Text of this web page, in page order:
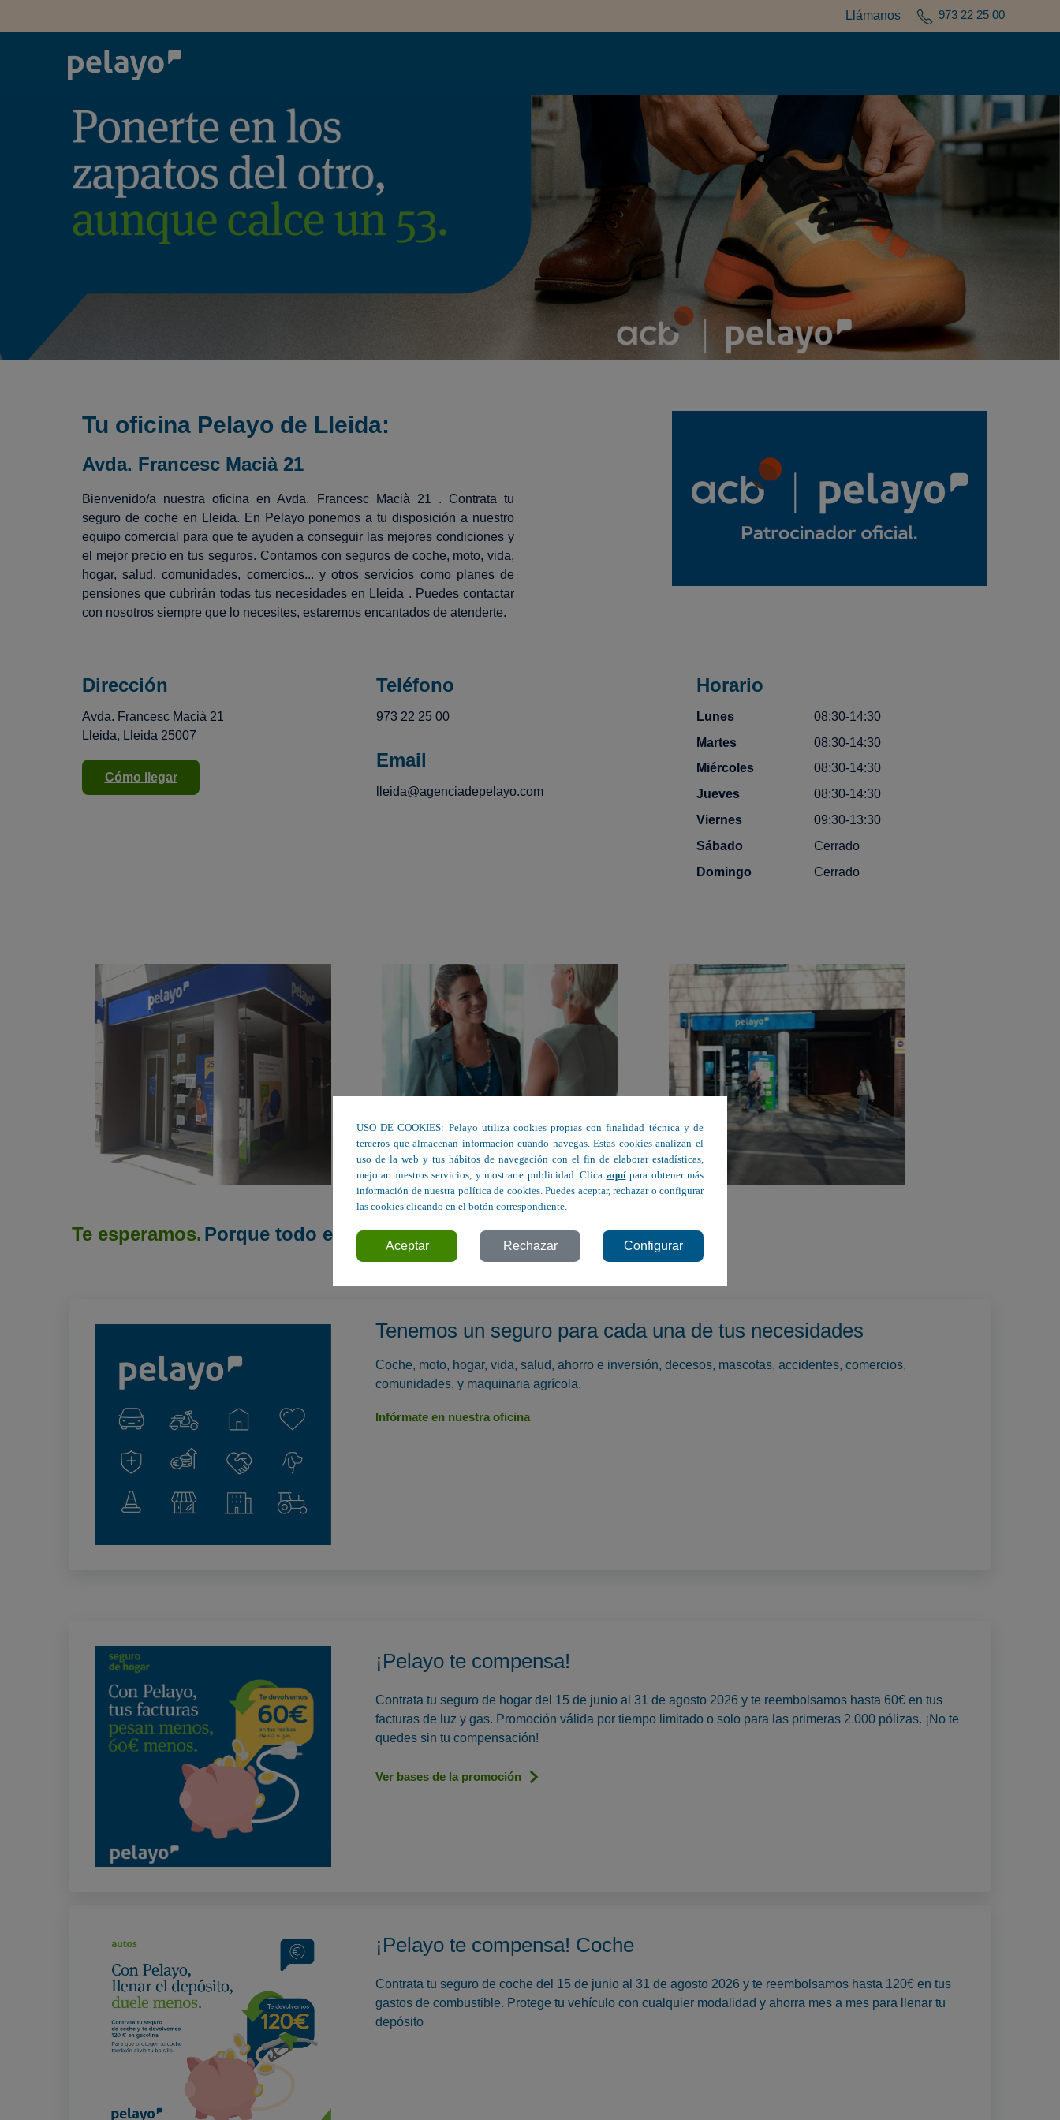
Llámanos 973 22 25 00
Tu oficina Pelayo de Lleida:
Avda. Francesc Macià 21
Bienvenido/a nuestra oficina en Avda. Francesc Macià 21 . Contrata tu
seguro de coche en Lleida. En Pelayo ponemos a tu disposición a nuestro
equipo comercial para que te ayuden a conseguir las mejores condiciones y
el mejor precio en tus seguros. Contamos con seguros de coche, moto, vida,
hogar, salud, comunidades, comercios... y otros servicios como planes de
pensiones que cubrirán todas tus necesidades en Lleida . Puedes contactar
con nosotros siempre que lo necesites, estaremos encantados de atenderte.
Dirección
Avda. Francesc Macià 21
Lleida, Lleida 25007
Cómo llegar
Teléfono
973 22 25 00
Email
lleida@agenciadepelayo.com
Horario
Lunes
08:30-14:30
Martes
08:30-14:30
Miércoles
08:30-14:30
Jueves
08:30-14:30
Viernes
09:30-13:30
Sábado
Cerrado
Domingo
Cerrado
Te esperamos. Porque todo empieza con un buen diálogo.
Tenemos un seguro para cada una de tus necesidades
Coche, moto, hogar, vida, salud, ahorro e inversión, decesos, mascotas, accidentes, comercios,
comunidades, y maquinaria agrícola.
Infórmate en nuestra oficina
¡Pelayo te compensa!
Contrata tu seguro de hogar del 15 de junio al 31 de agosto 2026 y te reembolsamos hasta 60€ en tus
facturas de luz y gas. Promoción válida por tiempo limitado o solo para las primeras 2.000 pólizas. ¡No te
quedes sin tu compensación!
Ver bases de la promoción
¡Pelayo te compensa! Coche
Contrata tu seguro de coche del 15 de junio al 31 de agosto 2026 y te reembolsamos hasta 120€ en tus
gastos de combustible. Protege tu vehículo con cualquier modalidad y ahorra mes a mes para llenar tu
depósito
USO DE COOKIES: Pelayo utiliza cookies propias con finalidad técnica y de
terceros que almacenan información cuando navegas. Estas cookies analizan el
uso de la web y tus hábitos de navegación con el fin de elaborar estadísticas,
mejorar nuestros servicios, y mostrarte publicidad. Clica aquípara obtener más
información de nuestra política de cookies. Puedes aceptar, rechazar o configurar
las cookies clicando en el botón correspondiente.
Aceptar Rechazar Configurar